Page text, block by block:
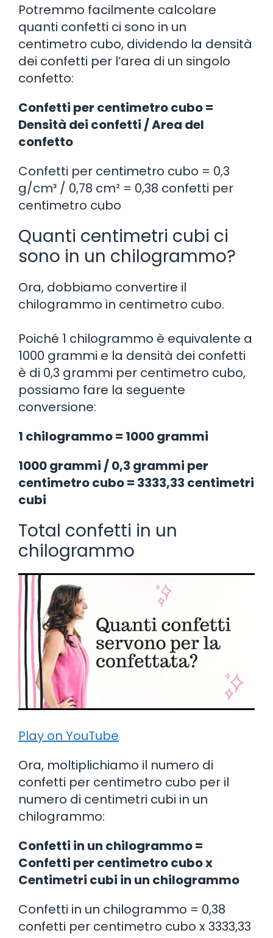
Potremmo facilmente calcolare
quanti confetti ci sono in un
centimetro cubo, dividendo la densità
dei confetti per l’area di un singolo
confetto:
Confetti per centimetro cubo =
Densità dei confetti / Area del
confetto
Confetti per centimetro cubo = 0,3
g/cm³ / 0,78 cm² = 0,38 confetti per
centimetro cubo
Quanti centimetri cubi ci
sono in un chilogrammo?
Ora, dobbiamo convertire il
chilogrammo in centimetro cubo.
Poiché 1 chilogrammo è equivalente a
1000 grammi e la densità dei confetti
è di 0,3 grammi per centimetro cubo,
possiamo fare la seguente
conversione:
1 chilogrammo = 1000 grammi
1000 grammi / 0,3 grammi per
centimetro cubo = 3333,33 centimetri
cubi
Total confetti in un
chilogrammo
Play on YouTube
Ora, moltiplichiamo il numero di
confetti per centimetro cubo per il
numero di centimetri cubi in un
chilogrammo:
Confetti in un chilogrammo =
Confetti per centimetro cubo x
Centimetri cubi in un chilogrammo
Confetti in un chilogrammo = 0,38
confetti per centimetro cubo x 3333,33